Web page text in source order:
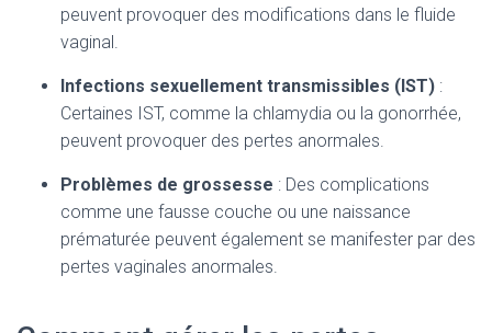
peuvent provoquer des modifications dans le fluide
vaginal.
Infections sexuellement transmissibles (IST) :
Certaines IST, comme la chlamydia ou la gonorrhée,
peuvent provoquer des pertes anormales.
Problèmes de grossesse : Des complications
comme une fausse couche ou une naissance
prématurée peuvent également se manifester par des
pertes vaginales anormales.